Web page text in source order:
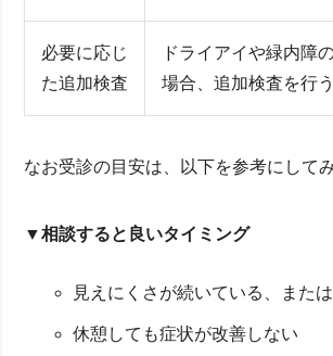
必要に応じ
た追加検査
ドライアイや緑内障
場合、追加検査を行
なお受診の目安は、以下を参考にして
▼相談すると良いタイミング
見えにくさが続いている、また
休憩しても症状が改善しない